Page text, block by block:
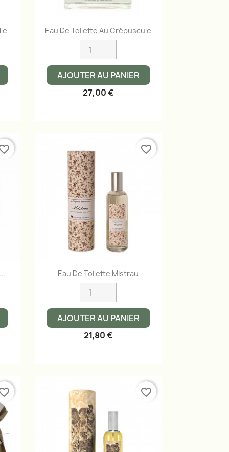
Aperçu rapide
Eau De Toilette Au Crépuscule
AJOUTER AU PANIER
27,00 €
Aperçu rapide
Eau De Toilette Mistrau
AJOUTER AU PANIER
21,80 €
favorite_border
favorite_border